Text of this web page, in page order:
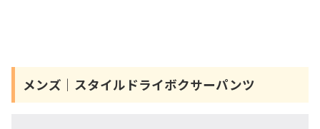
メンズ｜スタイルドライボクサーパンツ